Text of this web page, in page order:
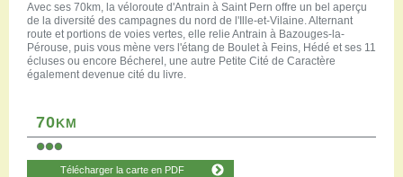
Avec ses 70km, la véloroute d'Antrain à Saint Pern offre un bel aperçu
de la diversité des campagnes du nord de l'Ille-et-Vilaine. Alternant
route et portions de voies vertes, elle relie Antrain à Bazouges-la-
Pérouse, puis vous mène vers l'étang de Boulet à Feins, Hédé et ses 11
écluses ou encore Bécherel, une autre Petite Cité de Caractère
également devenue cité du livre.
70KM
Télécharger la carte en PDF